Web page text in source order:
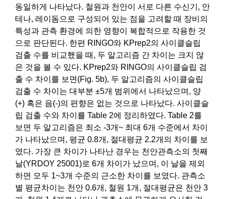
동일하게 나타났다. 철원과 천안이 서로 다른 수신기, 안
테나, 레이돔으로 구성되어 있는 점을 고려할 때 장비의
특성과 관측 환경에 의한 영향이 복합적으로 작용한 것
으로 판단된다. 한편 RINGO와 KPrep2의 사이클슬립
검출 수를 비교했을 때, 두 알고리즘 간 차이는 크지 않
은 것을 볼 수 있다. KPrep2와 RINGO의 사이클슬립 검
출 수 차이를 보면(Fig. 5b), 두 알고리즘의 사이클슬립
검출 수 차이는 대부분 ±5개 범위에서 나타났으며, 양
(+) 혹은 음(-)의 편향은 없는 것으로 나타났다. 사이클슬
립 검출 수와 차이를 Table 2에 정리하였다. Table 2를
보면 두 알고리즘은 최소 -3개~ 최대 6개 수준에서 차이
가 나타났으며, 평균 0.8개, 절대평균 2.2개의 차이를 보
였다. 가장 큰 차이가 나타난 경우는 천안관측소의 첫째
날(YRDOY 25001)로 6개 차이가 났으며, 이 날을 제외
하면 모두 1~3개 수준의 근소한 차이를 보였다. 관측소
별 평균차이는 천안 0.6개, 철원 1개, 절대평균은 천안 3